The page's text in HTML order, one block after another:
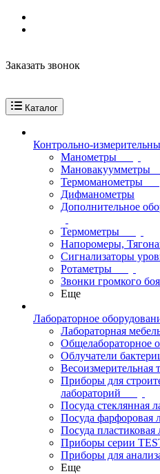
Заказать звонок
Каталог
Контрольно-
Манометры
Мановакуумметры
Термоманометры
Дифманометры
Дополнительное
Термометры
Напоромеры,
Сигнализаторы
Ротаметры
Звонки громкого
Еще
Лабораторное
Лабораторная
Общелабораторное
Облучатели
Весоизмерительная
Приборы для
лабораторий
Посуда стеклянная
Посуда фарфоровая
Посуда пластиковая
Приборы серии
Приборы для
Еще